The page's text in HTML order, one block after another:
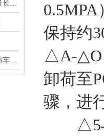
保持约
△A-△O
卸荷至
骤，进
△5与